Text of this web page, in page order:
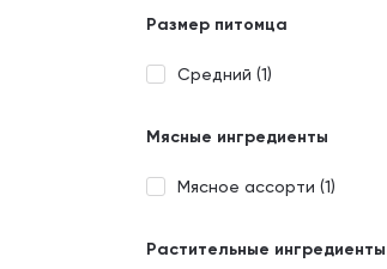
Размер питомца
Средний (1)
Мясные ингредиенты
Мясное ассорти (1)
Растительные ингредиенты